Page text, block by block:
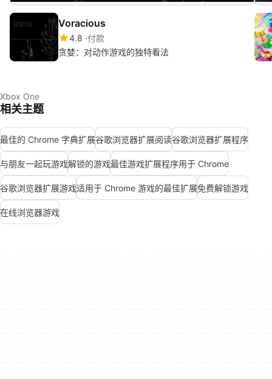
Voracious
4.8 付款
贪婪：对动作游戏的独特看法
Xbox One
相关主题
最佳的 Chrome 字典扩展谷歌浏览器扩展阅读谷歌浏览器扩展程序
与朋友一起玩游戏解锁的游戏最佳游戏扩展程序用于 Chrome
谷歌浏览器扩展游戏适用于 Chrome 游戏的最佳扩展免费解锁游戏
在线浏览器游戏